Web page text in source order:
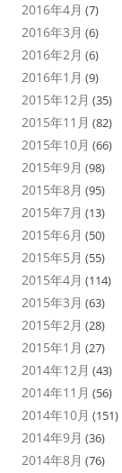
2016年4月 (7)
2016年3月 (6)
2016年2月 (6)
2016年1月 (9)
2015年12月 (35)
2015年11月 (82)
2015年10月 (66)
2015年9月 (98)
2015年8月 (95)
2015年7月 (13)
2015年6月 (50)
2015年5月 (55)
2015年4月 (114)
2015年3月 (63)
2015年2月 (28)
2015年1月 (27)
2014年12月 (43)
2014年11月 (56)
2014年10月 (151)
2014年9月 (36)
2014年8月 (76)